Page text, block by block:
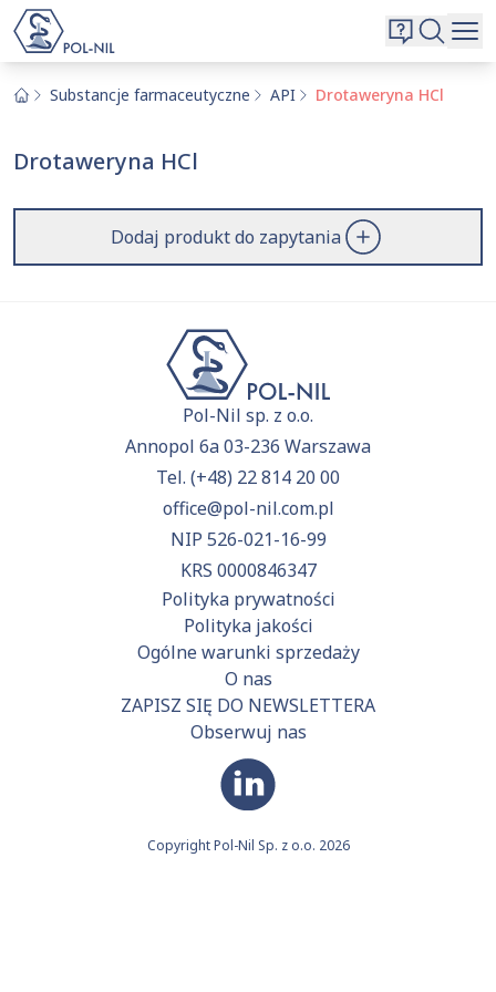
Kontakt
Substancje farmaceutyczne API Drotaweryna HCl
Drotaweryna HCl
Dodaj produkt do zapytania
Pol-Nil sp. z o.o.
Annopol 6a 03-236 Warszawa
Tel. (+48) 22 814 20 00
office@pol-nil.com.pl
NIP 526-021-16-99
KRS 0000846347
Polityka prywatności
Polityka jakości
Ogólne warunki sprzedaży
O nas
ZAPISZ SIĘ DO NEWSLETTERA
Obserwuj nas
Copyright Pol-Nil Sp. z o.o. 2026
Wybrane surowce i substancje
Aktualnie niczego nie dodałeś do zapytania.
Przejdź doofertyi dodaj surowce, o których chcesz
dowiedzieć się więcej.
Wyszukiwarka
Szukaj